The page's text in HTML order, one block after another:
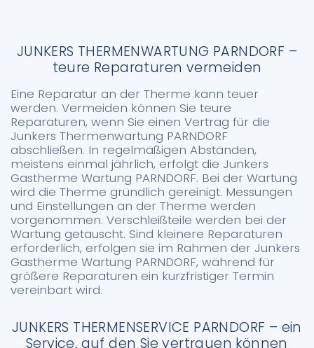
JUNKERS THERMENWARTUNG PARNDORF –
teure Reparaturen vermeiden
Eine Reparatur an der Therme kann teuer
werden. Vermeiden können Sie teure
Reparaturen, wenn Sie einen Vertrag für die
Junkers Thermenwartung PARNDORF
abschließen. In regelmäßigen Abständen,
meistens einmal jährlich, erfolgt die Junkers
Gastherme Wartung PARNDORF. Bei der Wartung
wird die Therme gründlich gereinigt. Messungen
und Einstellungen an der Therme werden
vorgenommen. Verschleißteile werden bei der
Wartung getauscht. Sind kleinere Reparaturen
erforderlich, erfolgen sie im Rahmen der Junkers
Gastherme Wartung PARNDORF, während für
größere Reparaturen ein kurzfristiger Termin
vereinbart wird.
JUNKERS THERMENSERVICE PARNDORF – ein
Service, auf den Sie vertrauen können